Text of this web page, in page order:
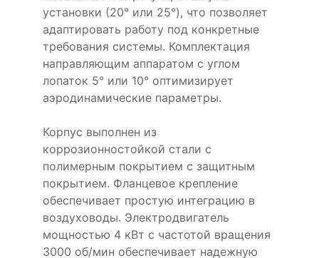
установки (20° или 25°), что позволяет
адаптировать работу под конкретные
требования системы. Комплектация
направляющим аппаратом с углом
лопаток 5° или 10° оптимизирует
аэродинамические параметры.
Корпус выполнен из
коррозионностойкой стали с
полимерным покрытием с защитным
покрытием. Фланцевое крепление
обеспечивает простую интеграцию в
воздуховоды. Электродвигатель
мощностью 4 кВт с частотой вращения
3000 об/мин обеспечивает надежную